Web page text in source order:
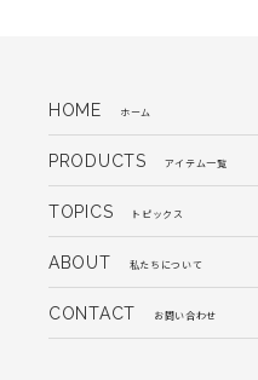
HOME ホーム
PRODUCTS アイテム一覧
TOPICS トピックス
ABOUT 私たちについて
CONTACT お問い合わせ